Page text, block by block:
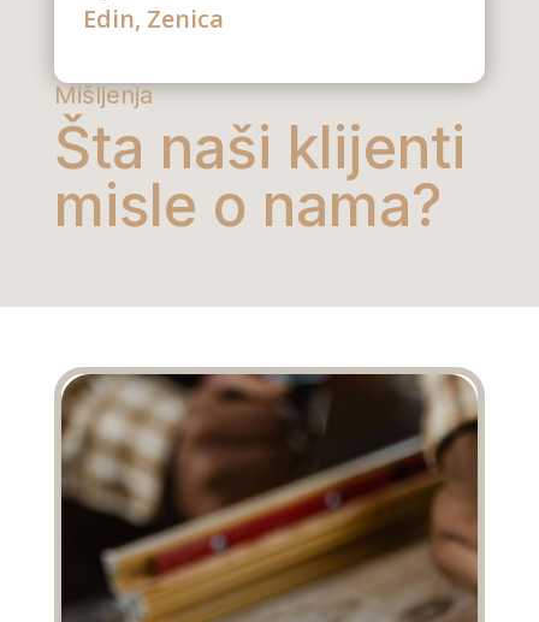
Edin, Zenica
Mišljenja
Šta naši klijenti
misle o nama?